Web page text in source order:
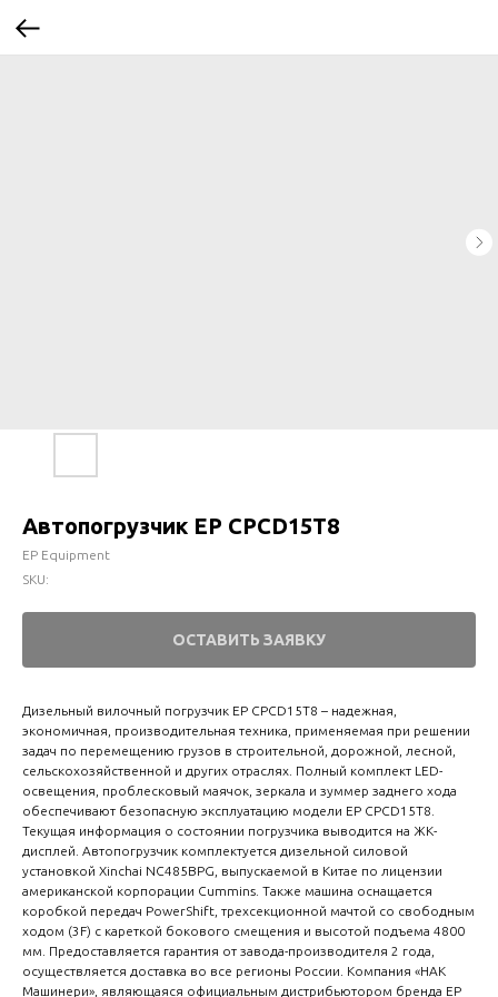
Автопогрузчик EP CPCD15T8
EP Equipment
SKU:
ОСТАВИТЬ ЗАЯВКУ
Дизельный вилочный погрузчик EP CPCD15T8 – надежная,
экономичная, производительная техника, применяемая при решении
задач по перемещению грузов в строительной, дорожной, лесной,
сельскохозяйственной и других отраслях. Полный комплект LED-
освещения, проблесковый маячок, зеркала и зуммер заднего хода
обеспечивают безопасную эксплуатацию модели EP CPCD15T8.
Текущая информация о состоянии погрузчика выводится на ЖК-
дисплей. Автопогрузчик комплектуется дизельной силовой
установкой Xinchai NC485BPG, выпускаемой в Китае по лицензии
американской корпорации Cummins. Также машина оснащается
коробкой передач PowerShift, трехсекционной мачтой со свободным
ходом (3F) с кареткой бокового смещения и высотой подъема 4800
мм. Предоставляется гарантия от завода-производителя 2 года,
осуществляется доставка во все регионы России. Компания «НАК
Машинери», являющаяся официальным дистрибьютором бренда EP